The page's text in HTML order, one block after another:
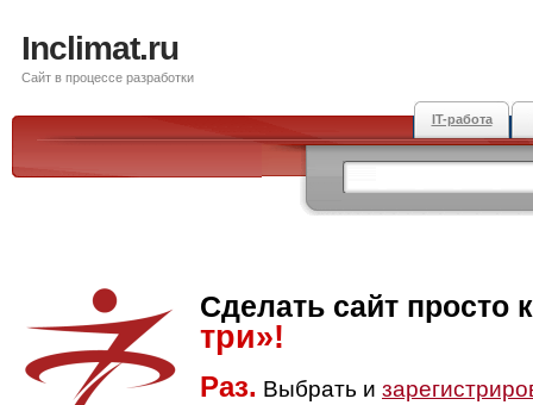
Inclimat.ru
Сайт в процессе разработки
IT-работа
Сделать сайт просто
три»!
Раз. Выбрать и